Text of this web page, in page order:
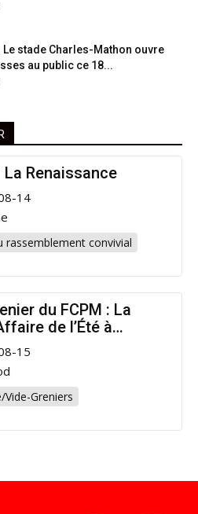
Le stade Charles-Mathon ouvre
au public ce 18...
Renaissance
14
rassemblement convivial
du FCPM : La
de l’Été à
! 15
Greniers